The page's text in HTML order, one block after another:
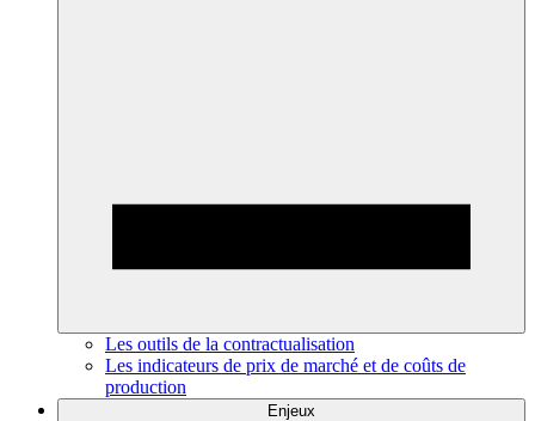
Les outils de la contractualisation
Les indicateurs de prix de marché et de coûts de
production
Enjeux